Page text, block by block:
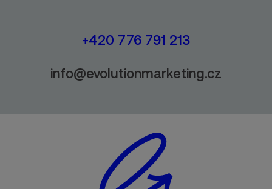
+420 776 791 213
info@evolutionmarketing.cz